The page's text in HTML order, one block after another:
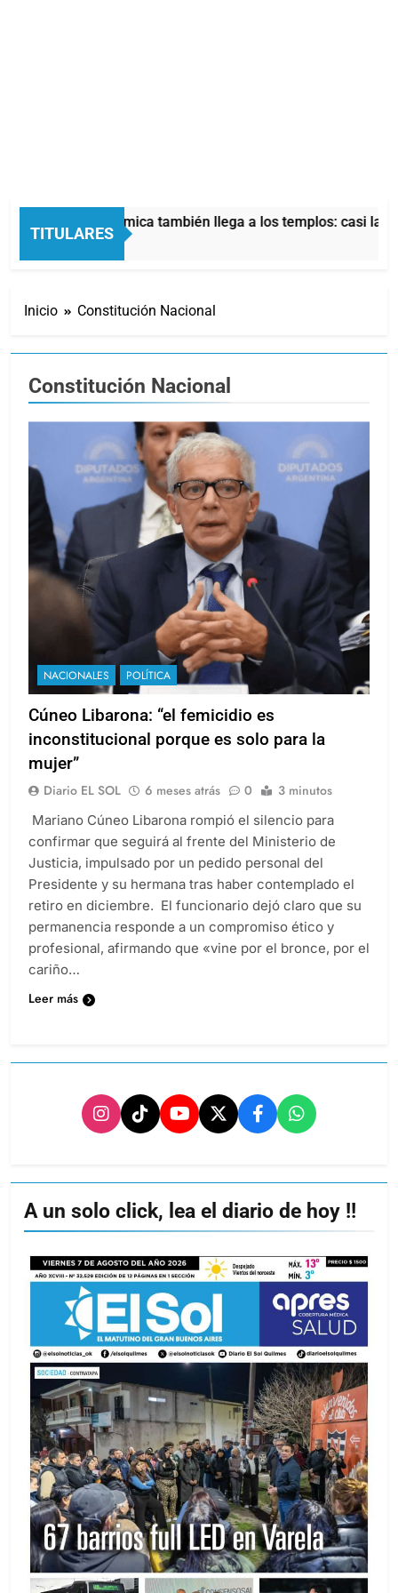
TITULARES
La crisis económica también llega a los templos: casi la
13 Horas Atrás
Inicio Constitución Nacional
Constitución Nacional
NACIONALES POLÍTICA
Cúneo Libarona: “el femicidio es
inconstitucional porque es solo para la
mujer”
Diario EL SOL 6 meses atrás 0 3 minutos
Mariano Cúneo Libarona rompió el silencio para
confirmar que seguirá al frente del Ministerio de
Justicia, impulsado por un pedido personal del
Presidente y su hermana tras haber contemplado el
retiro en diciembre. El funcionario dejó claro que su
permanencia responde a un compromiso ético y
profesional, afirmando que «vine por el bronce, por el
cariño…
Leer más
A un solo click, lea el diario de hoy !!